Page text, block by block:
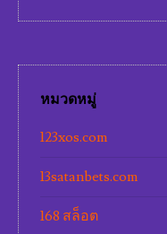
หมวดหมู่
123xos.com
13satanbets.com
168 สล็อต